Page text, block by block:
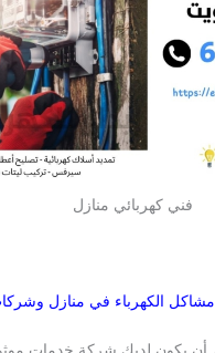
فني كهربائي منازل
مشاكل الكهرباء في منازل
أن يكون لديك شركة خدمات